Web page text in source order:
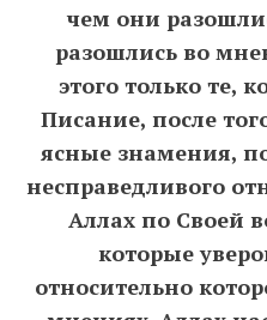
чем они
разошлись во
этого только те,
Писание, после
ясные знамения,
несправедливого
Аллах по Своей
которые
относительно